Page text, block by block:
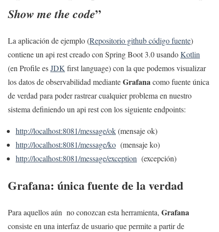
Show me the code”
La aplicación de ejemplo (Repositorio github código fuente)
contiene un api rest creado con Spring Boot 3.0 usandoKotlin
(en Profile esJDKfirst language) con la que podemos visualizar
los datos de observabilidad medianteGrafanacomo fuente única
de verdad para poder rastrear cualquier problema en nuestro
sistema definiendo un api rest con los siguiente endpoints:
http://localhost:8081/message/ok(mensaje ok)
http://localhost:8081/message/ko (mensaje ko)
http://localhost:8081/message/exception (excepción)
Grafana: única fuente de la verdad
Para aquellos aún no conozcan esta herramienta, Grafana
consiste en una interfaz de usuario que permite a partir de